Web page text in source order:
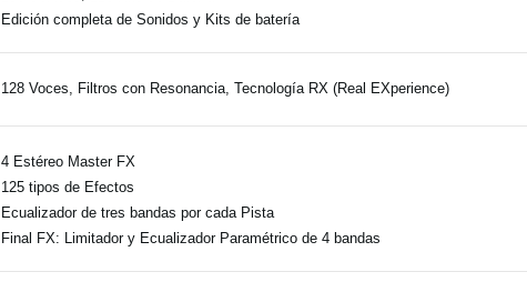
Edición completa de Sonidos y Kits de batería
128 Voces, Filtros con Resonancia, Tecnología RX (Real EXperience)
4 Estéreo Master FX
125 tipos de Efectos
Ecualizador de tres bandas por cada Pista
Final FX: Limitador y Ecualizador Paramétrico de 4 bandas